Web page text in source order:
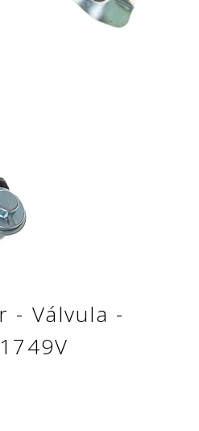
- Válvula -